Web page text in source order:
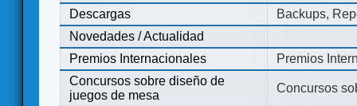
Descargas
Backups,
Novedades / Actualidad
Premios Internacionales
Premios
Concursos sobre diseño de
juegos de mesa
Concursos